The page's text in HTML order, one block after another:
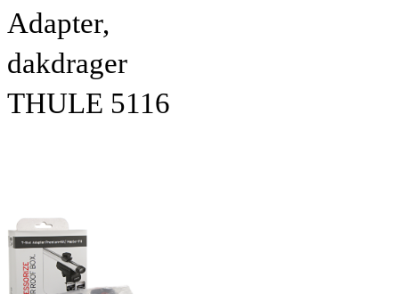
Adapter,
dakdrager
THULE 5116